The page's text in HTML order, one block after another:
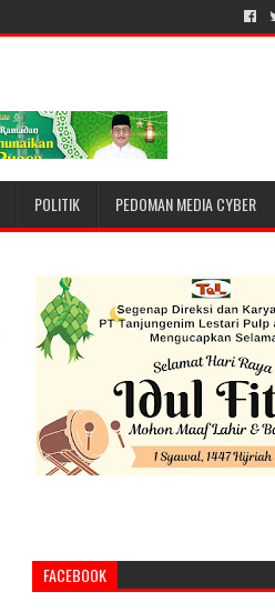
POLITIK PEDOMAN MEDIA CYBER
FACEBOOK